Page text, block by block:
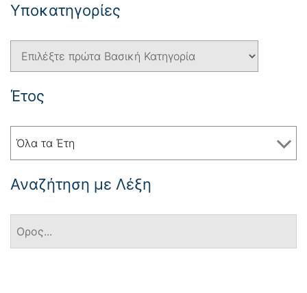
Yποκατηγορίες
Έτος
Όλα τα Έτη
Αναζήτηση με Λέξη